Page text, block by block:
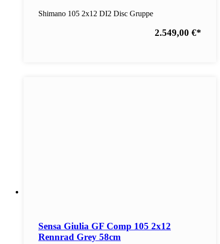
Shimano 105 2x12 DI2 Disc Gruppe
2.549,00 €*
Sensa Giulia GF Comp 105 2x12
Rennrad Grey 58cm